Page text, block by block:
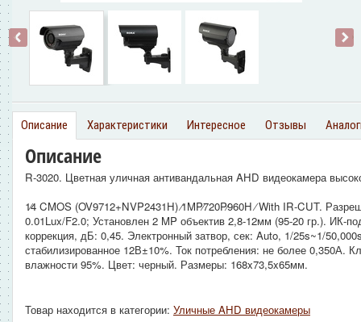
‹ ›
Описание Характеристики Интересное Отзывы
Описание
R-3020. Цветная уличная антивандальная AHD видеокамера
1∕4 CMOS (OV9712+NVP2431H) ∕1MP∕720P∕960H ∕ With IR-CUT.
0.01Lux/F2.0; Установлен 2 MP объектив 2,8-12мм (95-20 гр.). ИК-
коррекция, дБ: 0,45. Электронный затвор, сек: Auto, 1/25s~1/
стабилизированное 12В±10%. Ток потребления: не более 0,350А.
влажности 95%. Цвет: черный. Размеры: 168x73,5x65мм.
Товар находится в категории: Уличные AHD видеокамеры